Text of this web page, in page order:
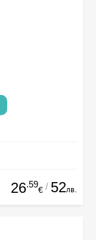
26.59
€ / 52лв.